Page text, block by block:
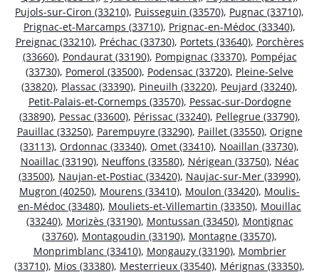
Pujols-sur-Ciron (33210), Puisseguin (33570), Pugnac (33710),
Prignac-et-Marcamps (33710), Prignac-en-Médoc (33340),
Preignac (33210), Préchac (33730), Portets (33640), Porchères
(33660), Pondaurat (33190), Pompignac (33370), Pompéjac
(33730), Pomerol (33500), Podensac (33720), Pleine-Selve
(33820), Plassac (33390), Pineuilh (33220), Peujard (33240),
Petit-Palais-et-Cornemps (33570), Pessac-sur-Dordogne
(33890), Pessac (33600), Périssac (33240), Pellegrue (33790),
Pauillac (33250), Parempuyre (33290), Paillet (33550), Origne
(33113), Ordonnac (33340), Omet (33410), Noaillan (33730),
Noaillac (33190), Neuffons (33580), Nérigean (33750), Néac
(33500), Naujan-et-Postiac (33420), Naujac-sur-Mer (33990),
Mugron (40250), Mourens (33410), Moulon (33420), Moulis-
en-Médoc (33480), Mouliets-et-Villemartin (33350), Mouillac
(33240), Morizès (33190), Montussan (33450), Montignac
(33760), Montagoudin (33190), Montagne (33570),
Monprimblanc (33410), Mongauzy (33190), Mombrier
(33710), Mios (33380), Mesterrieux (33540), Mérignas (33350),